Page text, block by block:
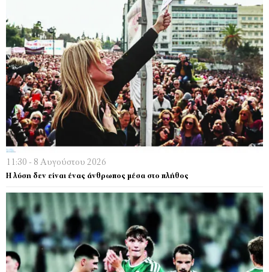
11:30 - 8 Αυγούστου 2026
Η λύση δεν είναι ένας άνθρωπος μέσα στο πλήθος